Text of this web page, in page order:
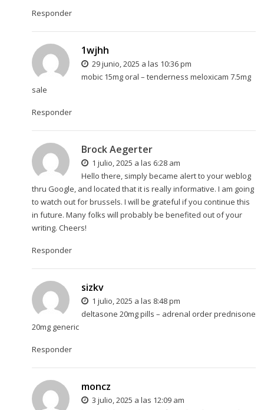
Responder
1wjhh
29 junio, 2025 a las 10:36 pm
mobic 15mg oral – tenderness meloxicam 7.5mg
sale
Responder
Brock Aegerter
1 julio, 2025 a las 6:28 am
Hello there, simply became alert to your weblog
thru Google, and located that it is really informative. I am going
to watch out for brussels. I will be grateful if you continue this
in future. Many folks will probably be benefited out of your
writing. Cheers!
Responder
sizkv
1 julio, 2025 a las 8:48 pm
deltasone 20mg pills – adrenal order prednisone
20mg generic
Responder
moncz
3 julio, 2025 a las 12:09 am